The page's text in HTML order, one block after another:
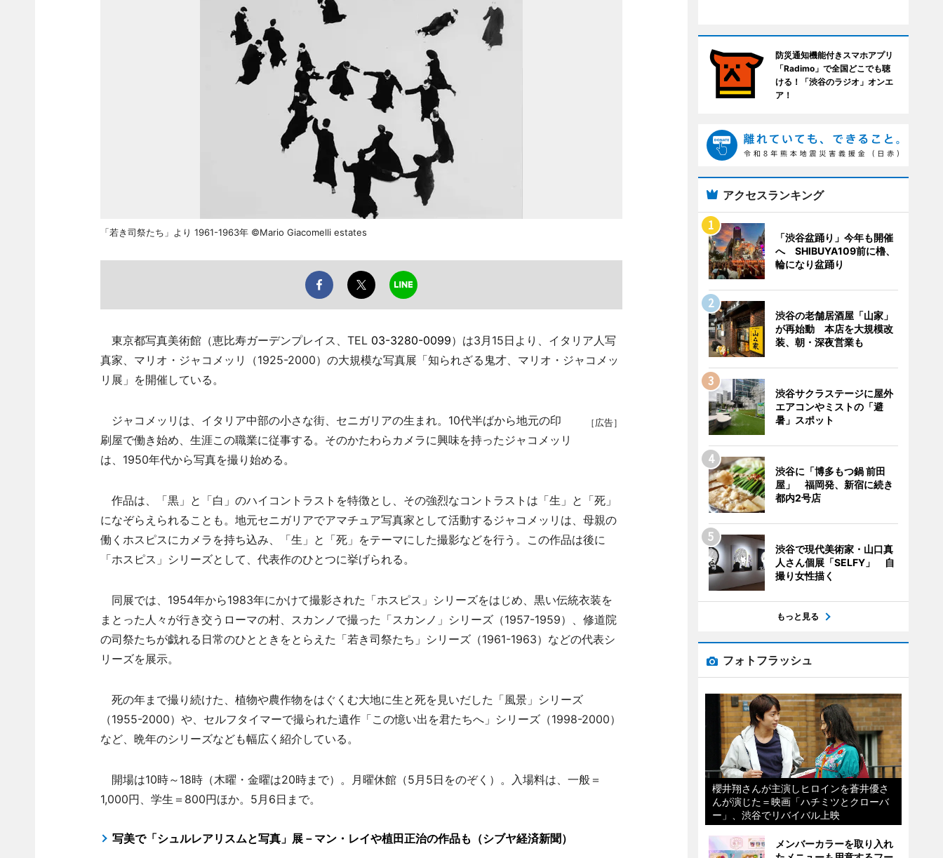
「若き司祭たち」より 1961-1963年 ©Mario Giacomelli estates
東京都写真美術館（恵比寿ガーデンプレイス、TEL 03-3280-0099）は3月15日より、イタリア人写
真家、マリオ・ジャコメッリ（1925-2000）の大規模な写真展「知られざる鬼才、マリオ・ジャコメッ
リ展」を開催している。
［広告］
ジャコメッリは、イタリア中部の小さな街、セニガリアの生まれ。10代半ばから地元の印
刷屋で働き始め、生涯この職業に従事する。そのかたわらカメラに興味を持ったジャコメッリ
は、1950年代から写真を撮り始める。
作品は、「黒」と「白」のハイコントラストを特徴とし、その強烈なコントラストは「生」と「死」
になぞらえられることも。地元セニガリアでアマチュア写真家として活動するジャコメッリは、母親の
働くホスピスにカメラを持ち込み、「生」と「死」をテーマにした撮影などを行う。この作品は後に
「ホスピス」シリーズとして、代表作のひとつに挙げられる。
同展では、1954年から1983年にかけて撮影された「ホスピス」シリーズをはじめ、黒い伝統衣装を
まとった人々が行き交うローマの村、スカンノで撮った「スカンノ」シリーズ（1957-1959）、修道院
の司祭たちが戯れる日常のひとときをとらえた「若き司祭たち」シリーズ（1961-1963）などの代表シ
リーズを展示。
死の年まで撮り続けた、植物や農作物をはぐくむ大地に生と死を見いだした「風景」シリーズ
（1955-2000）や、セルフタイマーで撮られた遺作「この憶い出を君たちへ」シリーズ（1998-2000）
など、晩年のシリーズなども幅広く紹介している。
開場は10時～18時（木曜・金曜は20時まで）。月曜休館（5月5日をのぞく）。入場料は、一般＝
1,000円、学生＝800円ほか。5月6日まで。
写美で「シュルレアリスムと写真」展－マン・レイや植田正治の作品も（シブヤ経済新聞）
防災通知機能付きスマホアプリ
「Radimo」で全国どこでも聴
ける！「渋谷のラジオ」オンエ
ア！
アクセスランキング
「渋谷盆踊り」今年も開催
へ SHIBUYA109前に櫓、
輪になり盆踊り
渋谷の老舗居酒屋「山家」
が再始動 本店を大規模改
装、朝・深夜営業も
渋谷サクラステージに屋外
エアコンやミストの「避
暑」スポット
渋谷に「博多もつ鍋 前田
屋」 福岡発、新宿に続き
都内2号店
渋谷で現代美術家・山口真
人さん個展「SELFY」 自
撮り女性描く
もっと見る
フォトフラッシュ
櫻井翔さんが主演しヒロインを蒼井優さ
んが演じた＝映画「ハチミツとクローバ
ー」、渋谷でリバイバル上映
メンバーカラーを取り入れ